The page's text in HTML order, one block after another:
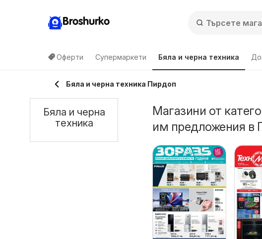
Broshurko
Оферти Супермаркети Бяла и черна техника
Бяла и черна техника Пирдоп
Магазини от
им предложения в
Бяла и черна
техника